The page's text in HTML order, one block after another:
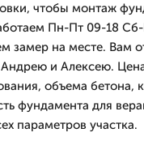
чтобы монтаж
Пн-Пт 09-18
замер на месте. Вам
и Алексею.
объема бетона,
фундамента для
параметров участка.